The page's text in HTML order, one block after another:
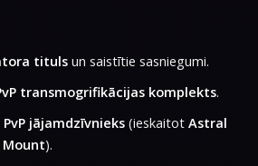
tituls un saistītie sasniegumi.
transmogrifikācijas komplekts.
PvP jājamdzīvnieks (ieskaitot Astral
Mount).